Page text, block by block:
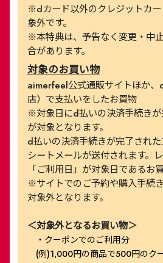
※dカード以外のクレジットカ
象外です。
※本特典は、予告なく変更・中
合があります。
対象のお買い物
aimerfeel公式通販サイトほか、
店）で支払いをしたお買物
※対象日にd払いの決済手続き
が対象となります。
d払いの決済手続きが完了され
シートメールが送付されます。
「ご利用日」が対象日であるお
※サイトでのご予約や購入手続
対象外となります。
＜対象外となるお買い物＞
・クーポンでのご利用分
(例)1,000円の商品で500円のク